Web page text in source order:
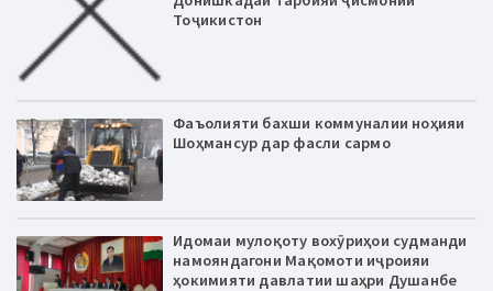
Тоҷикистон
Фаъолияти бахши коммуналии ноҳияи
Шоҳмансур дар фасли сармо
Идомаи мулоқоту вохӯриҳои судманди
намояндагони Мақомоти иҷроияи
ҳокимияти давлатии шаҳри Душанбе